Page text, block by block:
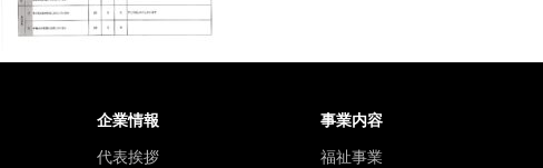
企業情報
代表挨拶
事業内容
福祉事業